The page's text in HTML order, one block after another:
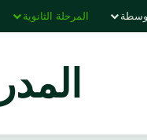
المرحلة الثانوية